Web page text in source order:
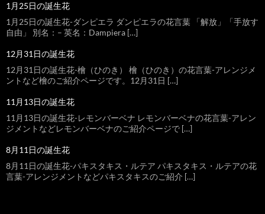
1月25日の誕生花
1月25日の誕生花-ダンピエラ ダンピエラの花言葉 「解放」「手放す
自由」 別名：– 英名：Dampiera […]
12月31日の誕生花
12月31日の誕生花-檜（ひのき） 檜（ひのき）の花言葉-アレンジメ
ントなど檜のご紹介ページです。12月31日 […]
11月13日の誕生花
11月13日の誕生花-レモンバーベナ レモンバーベナの花言葉-アレン
ジメントなどレモンバーベナのご紹介ページで […]
8月11日の誕生花
8月11日の誕生花-パキスタキス・ルテア パキスタキス・ルテアの花
言葉-アレンジメントなどパキスタキスのご紹介 […]